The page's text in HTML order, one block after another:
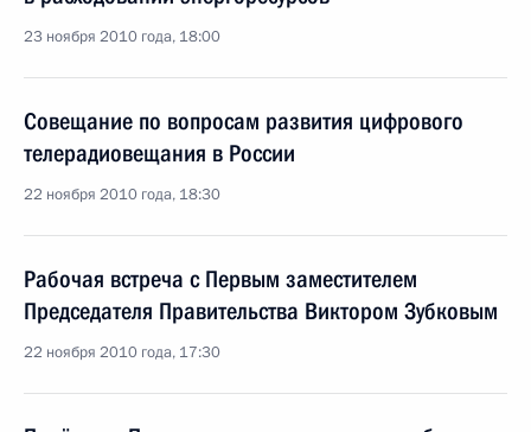
23 ноября 2010 года, 18:00
Совещание по вопросам развития цифрового
телерадиовещания в России
22 ноября 2010 года, 18:30
Рабочая встреча с Первым заместителем
Председателя Правительства Виктором Зубковым
22 ноября 2010 года, 17:30